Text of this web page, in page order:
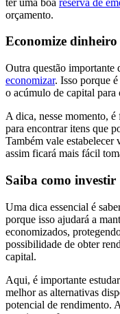
orçamento.
Economize dinheiro
Outra questão importante
economizar. Isso porque
o acúmulo de capital para
A dica, nesse momento, é
para encontrar itens que
Também vale estabelecer
assim ficará mais fácil
Saiba como investir
Uma dica essencial é
porque isso ajudará a
economizados,
possibilidade de obter
capital.
Aqui, é importante
melhor as alternativas
potencial de rendimento.